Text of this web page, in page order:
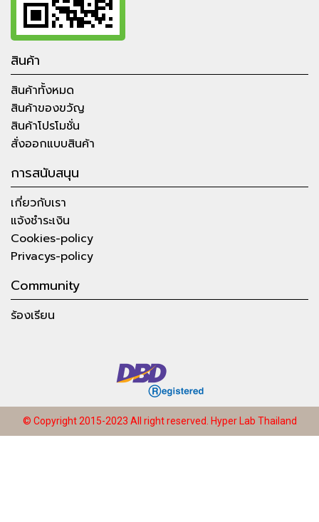
สินค้า
สินค้าทั้งหมด
สินค้าของขวัญ
สินค้าโปรโมชั่น
สั่งออกแบบสินค้า
การสนับสนุน
เกี่ยวกับเรา
แจ้งชำระเงิน
Cookies-policy
Privacys-policy
Community
ร้องเรียน
© Copyright 2015-2023 All right reserved. Hyper Lab Thailand